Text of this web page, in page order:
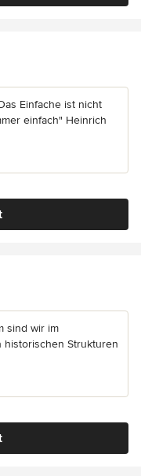
Einfache ist nicht
einfach" Heinrich
sind wir im
Strukturen